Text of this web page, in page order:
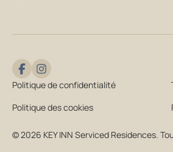
© 2026 KEY INN Serviced Residences.
Politique de confidentialité
Politique des cookies